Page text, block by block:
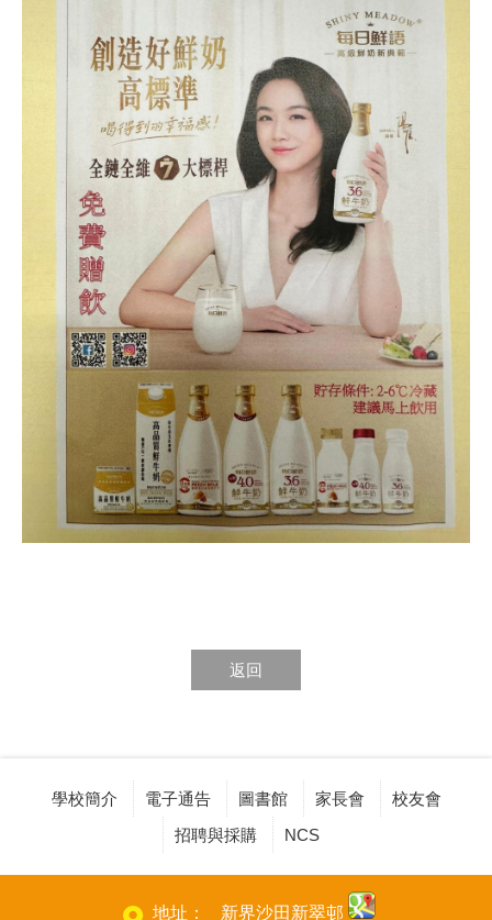
返回
學校簡介 電子通告 圖書館 家長會
校友會
招聘與採購
NCS
地址： 新界沙田新翠邨